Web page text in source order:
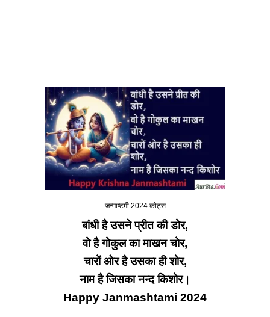
जन्माष्टमी 2024 कोट्स
बांधी है उसने प्रीत की डोर,
वो है गोकुल का माखन चोर,
चारों ओर है उसका ही शोर,
नाम है जिसका नन्द किशोर।
Happy Janmashtami 2024